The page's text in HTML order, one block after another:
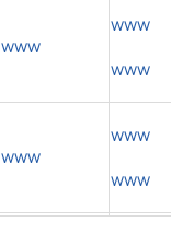
www
www
www
www
www
www